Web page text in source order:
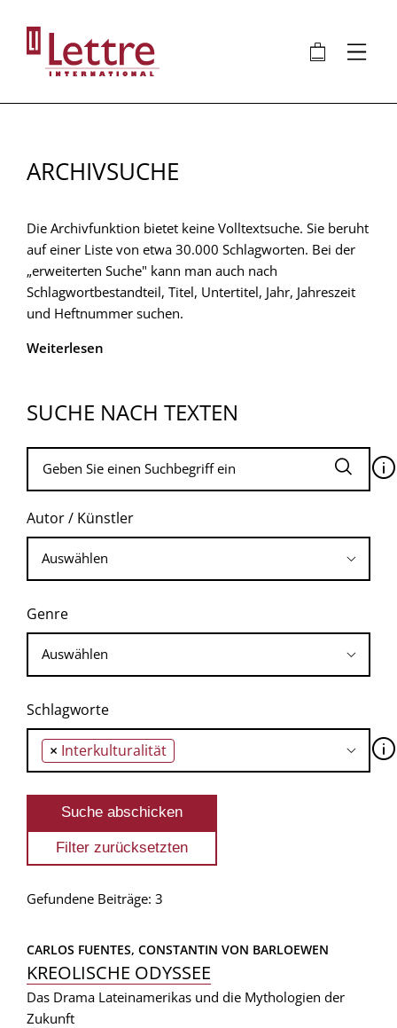
Inhalt
🛍 ⋮
ARCHIVSUCHE
Die Archivfunktion bietet keine Volltextsuche. Sie beruht
auf einer Liste von etwa 30.000 Schlagworten. Bei der
„erweiterten Suche" kann man auch nach
Schlagwortbestandteil, Titel, Untertitel, Jahr, Jahreszeit
und Heftnummer suchen.
Weiterlesen
SUCHE NACH TEXTEN
🛈
Autor / Künstler
Genre
Schlagworte
× Interkulturalität 🛈
Gefundene Beiträge: 3
CARLOS FUENTES, CONSTANTIN VON BARLOEWEN
KREOLISCHE ODYSSEE
Das Drama Lateinamerikas und die Mythologien der
Zukunft